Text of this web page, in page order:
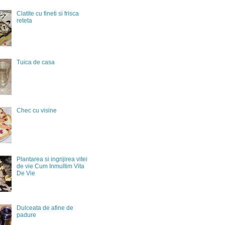
Clatite cu fineti si frisca
reteta
Tuica de casa
Chec cu visine
Plantarea si ingrijirea vitei
de vie Cum Inmultim Vita
De Vie
Dulceata de afine de
padure